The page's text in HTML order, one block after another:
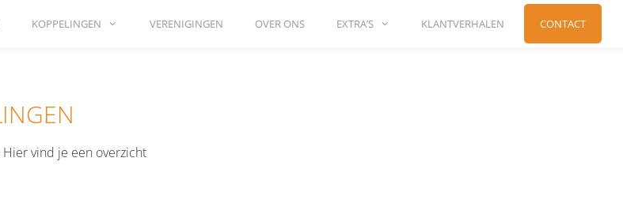
KOPPELINGEN VERENIGINGEN OVER ONS EXTRA’S KLANTVERHALEN CONTACT
vind je een overzicht